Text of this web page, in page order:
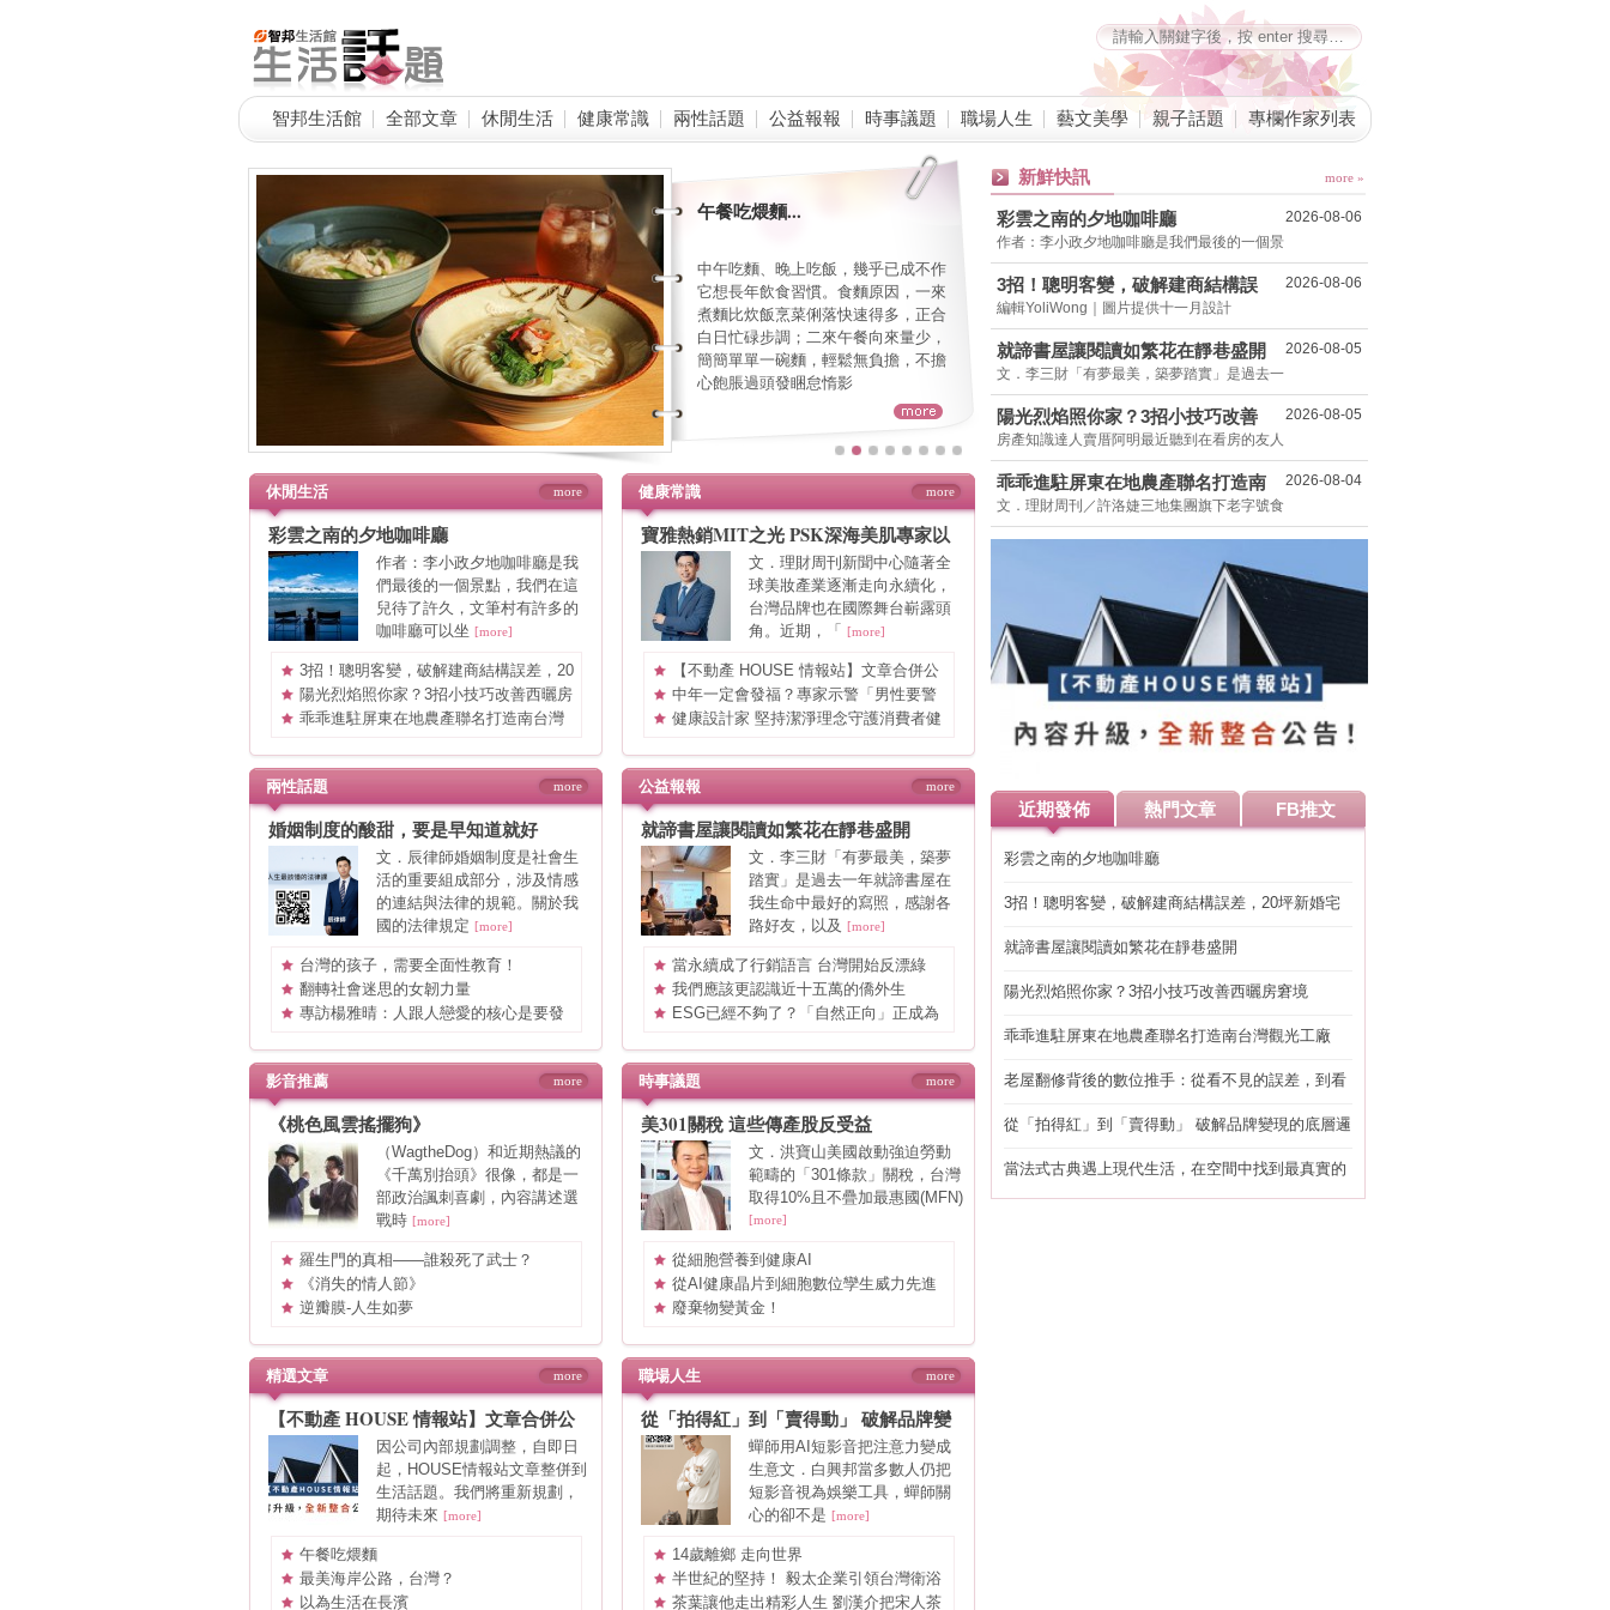
智邦生活館 全部文章 休閒生活 健康常識 兩性話題 公益報報 時事議題 職場人生 藝文美學 親子話題 專欄作家列表
午餐吃煨麵...
中午吃麵、晚上吃飯，幾乎已成不作
它想長年飲食習慣。食麵原因，一來
煮麵比炊飯烹菜俐落快速得多，正合
白日忙碌步調；二來午餐向來量少，
簡簡單單一碗麵，輕鬆無負擔，不擔
心飽脹過頭發睏怠惰影
more
休閒生活
彩雲之南的夕地咖啡廳
作者：李小政夕地咖啡廳是我
們最後的一個景點，我們在這
兒待了許久，文筆村有許多的
咖啡廳可以坐 [more]
3招！聰明客變，破解建商結構誤差，20
坪新婚宅省下「二工」的冤枉錢
陽光烈焰照你家？3招小技巧改善西曬房
窘境
乖乖進駐屏東在地農產聯名打造南台灣
more
健康常識
寶雅熱銷MIT之光 PSK深海美肌專家以
綠色美妝走向國際文．理財周刊新聞中心隨著全
球美妝產業逐漸走向永續化，
台灣品牌也在國際舞台嶄露頭
角。近期，「
[more]
【不動產 HOUSE 情報站】文章合併公
告
中年一定會發福？專家示警「男性要警
覺」 過年這樣吃才安全
健康設計家 堅持潔淨理念守護消費者健
more
兩性話題
婚姻制度的酸甜，要是早知道就好
文．辰律師婚姻制度是社會生
活的重要組成部分，涉及情感
的連結與法律的規範。關於我
國的法律規定 [more]
台灣的孩子，需要全面性教育！
翻轉社會迷思的女韌力量
專訪楊雅晴：人跟人戀愛的核心是要發
more
公益報報
就諦書屋讓閱讀如繁花在靜巷盛開
文．李三財「有夢最美，築夢
踏實」是過去一年就諦書屋在
我生命中最好的寫照，感謝各
路好友，以及 [more]
當永續成了行銷語言 台灣開始反漂綠
我們應該更認識近十五萬的僑外生
ESG已經不夠了？「自然正向」正成為
more
影音推薦
《桃色風雲搖擺狗》
（WagtheDog）和近期熱議的
《千萬別抬頭》很像，都是一
部政治諷刺喜劇，內容講述選
戰時 [more]
羅生門的真相——誰殺死了武士？
《消失的情人節》
逆瓣膜-人生如夢
more
時事議題
美301關稅 這些傳產股反受益
文．洪寶山美國啟動強迫勞動
範疇的「301條款」關稅，台灣
取得10%且不疊加最惠國(MFN)
[more]
從細胞營養到健康AI
從AI健康晶片到細胞數位孿生威力先進
打造健康百歲新藍海
廢棄物變黃金！
more
精選文章
【不動產 HOUSE 情報站】文章合併公
因公司內部規劃調整，自即日
起，HOUSE情報站文章整併到
生活話題。我們將重新規劃，
期待未來 [more]
午餐吃煨麵
最美海岸公路，台灣？
以為生活在長濱
more
職場人生
從「拍得紅」到「賣得動」 破解品牌變
現的底層邏輯
蟬師用AI短影音把注意力變成
生意文．白興邦當多數人仍把
短影音視為娛樂工具，蟬師關
心的卻不是 [more]
14歲離鄉 走向世界
半世紀的堅持！ 毅太企業引領台灣衛浴
新時代
茶葉讓他走出精彩人生 劉漢介把宋人茶
新鮮快訊 more »
彩雲之南的夕地咖啡廳
2026-08-06
作者：李小政夕地咖啡廳是我們最後的一個景
3招！聰明客變，破解建商結構誤
差，20坪新婚宅省下「二工」的冤
枉錢
2026-08-06
編輯YoliWong｜圖片提供十一月設計
就諦書屋讓閱讀如繁花在靜巷盛開
2026-08-05
文．李三財「有夢最美，築夢踏實」是過去一
陽光烈焰照你家？3招小技巧改善
西曬房窘境
2026-08-05
房產知識達人賣厝阿明最近聽到在看房的友人
乖乖進駐屏東在地農產聯名打造南
台灣觀光工廠
2026-08-04
文．理財周刊／許洛婕三地集團旗下老字號食
近期發佈 熱門文章 FB推文
彩雲之南的夕地咖啡廳
3招！聰明客變，破解建商結構誤差，20坪新婚宅
就諦書屋讓閱讀如繁花在靜巷盛開
陽光烈焰照你家？3招小技巧改善西曬房窘境
乖乖進駐屏東在地農產聯名打造南台灣觀光工廠
老屋翻修背後的數位推手：從看不見的誤差，到看
從「拍得紅」到「賣得動」 破解品牌變現的底層邏
當法式古典遇上現代生活，在空間中找到最真實的